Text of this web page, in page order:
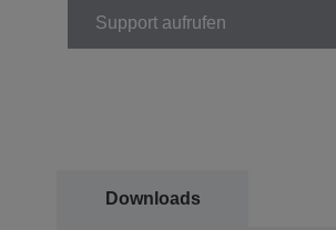
Support aufrufen
Downloads